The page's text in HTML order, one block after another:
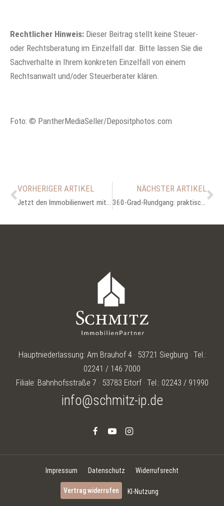
Rechtlicher Hinweis: Dieser Beitrag stellt keine Steuer-
oder Rechtsberatung im Einzelfall dar. Bitte lassen Sie die
Sachverhalte in Ihrem konkreten Einzelfall von einem
Rechtsanwalt und/oder Steuerberater klären.
Foto: © PantherMediaSeller/Depositphotos.com
VORHERIGER ARTIKEL
Jetzt den Immobilienwert mit günstigeren Solaranlagen erhöhen
NÄCHSTER ARTIKEL
360-Grad-Rundgang: praktisch, zeitsparend, qualifizierend
Hauptniederlassung: Am Brauhof 4 · 53721 Siegburg · Tel.:
02241 / 146 7000
Filiale: Bahnhofsstraße 7 · 53783 Eitorf · Tel.: 02243 / 91990
info@schmitz-ip.de
Impressum Datenschutz Widerrufsrecht
Vertrag widerrufen KI-Nutzung